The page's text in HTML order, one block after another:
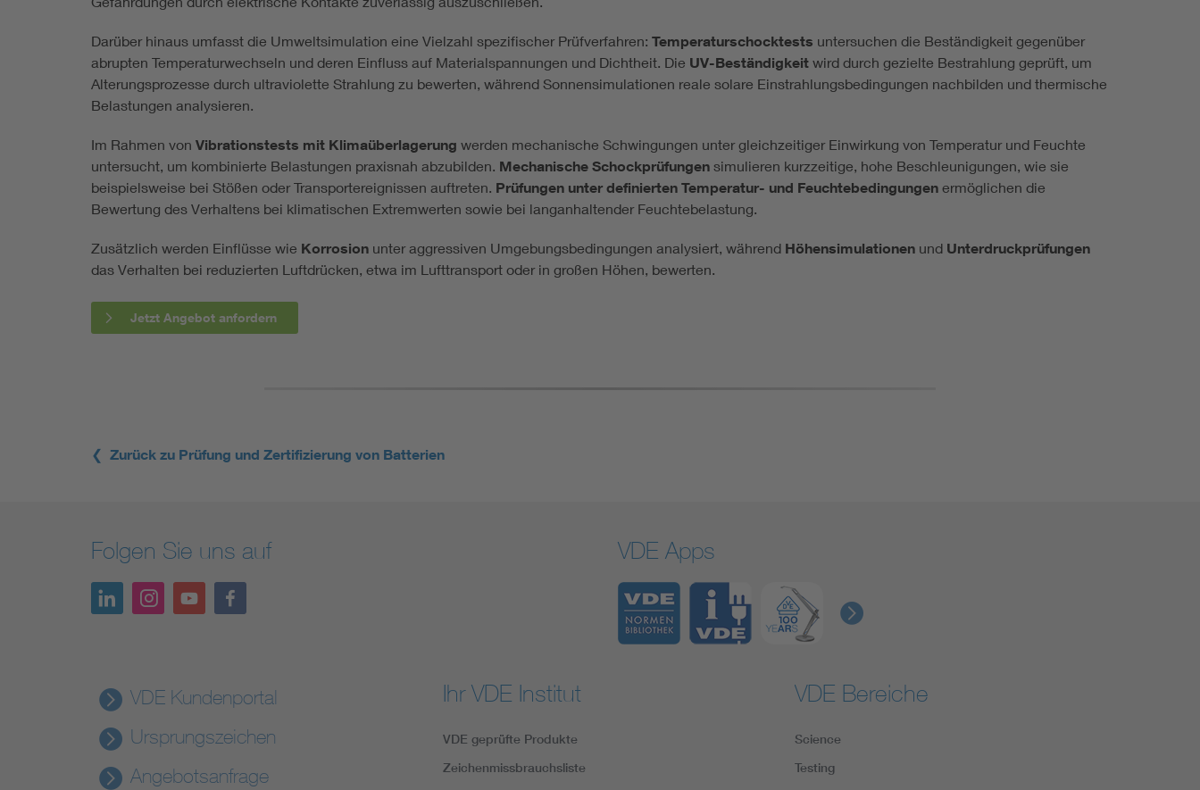
Darüber hinaus umfasst die Umweltsimulation eine Vielzahl spezifischer Prüfverfahren: Temperaturschocktests untersuchen die Beständigkeit gegenüber
abrupten Temperaturwechseln und deren Einfluss auf Materialspannungen und Dichtheit. Die UV-Beständigkeit wird durch gezielte Bestrahlung geprüft, um
Alterungsprozesse durch ultraviolette Strahlung zu bewerten, während Sonnensimulationen reale solare Einstrahlungsbedingungen nachbilden und thermische
Belastungen analysieren.
Im Rahmen von Vibrationstests mit Klimaüberlagerung werden mechanische Schwingungen unter gleichzeitiger Einwirkung von Temperatur und Feuchte
untersucht, um kombinierte Belastungen praxisnah abzubilden. Mechanische Schockprüfungen simulieren kurzzeitige, hohe Beschleunigungen, wie sie
beispielsweise bei Stößen oder Transportereignissen auftreten. Prüfungen unter definierten Temperatur- und Feuchtebedingungen ermöglichen die
Bewertung des Verhaltens bei klimatischen Extremwerten sowie bei langanhaltender Feuchtebelastung.
Zusätzlich werden Einflüsse wie Korrosion unter aggressiven Umgebungsbedingungen analysiert, während Höhensimulationen und Unterdruckprüfungen
das Verhalten bei reduzierten Luftdrücken, etwa im Lufttransport oder in großen Höhen, bewerten.
Jetzt Angebot anfordern
❮ Zurück zu Prüfung und Zertifizierung von Batterien
Folgen Sie uns auf VDE Apps
VDE Kundenportal
Ursprungszeichen
Angebotsanfrage
Ihr VDE Institut
VDE geprüfte Produkte
Zeichenmissbrauchsliste
VDE Bereiche
Science
Testing